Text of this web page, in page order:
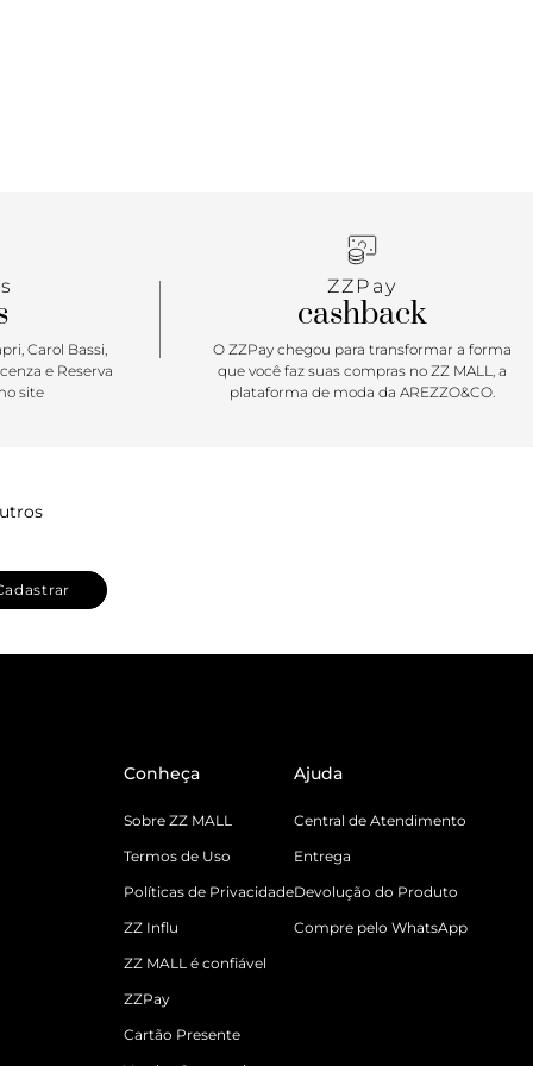
Carol Bassi,
e Reserva
site
ZZPay
cashback
O ZZPay chegou para transformar a forma
que você faz suas compras no ZZ MALL, a
plataforma de moda da AREZZO&CO.
Conheça
Sobre ZZ MALL
Termos de Uso
Políticas de Privacidade
ZZ Influ
ZZ MALL é confiável
ZZPay
Cartão Presente
Ajuda
Central de Atendimento
Entrega
Devolução do Produto
Compre pelo WhatsApp